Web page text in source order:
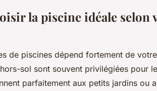
la piscine idéale selon
de piscines dépend fortement de
sol sont souvent privilégiées pour
parfaitement aux petits jardins ou